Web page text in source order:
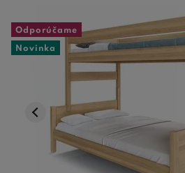
Odporúčame
Novinka